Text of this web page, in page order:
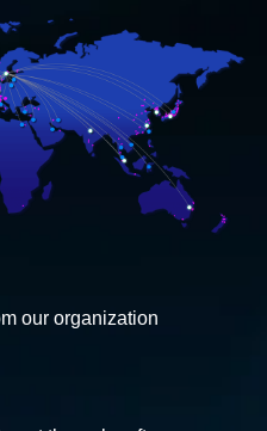
our organization